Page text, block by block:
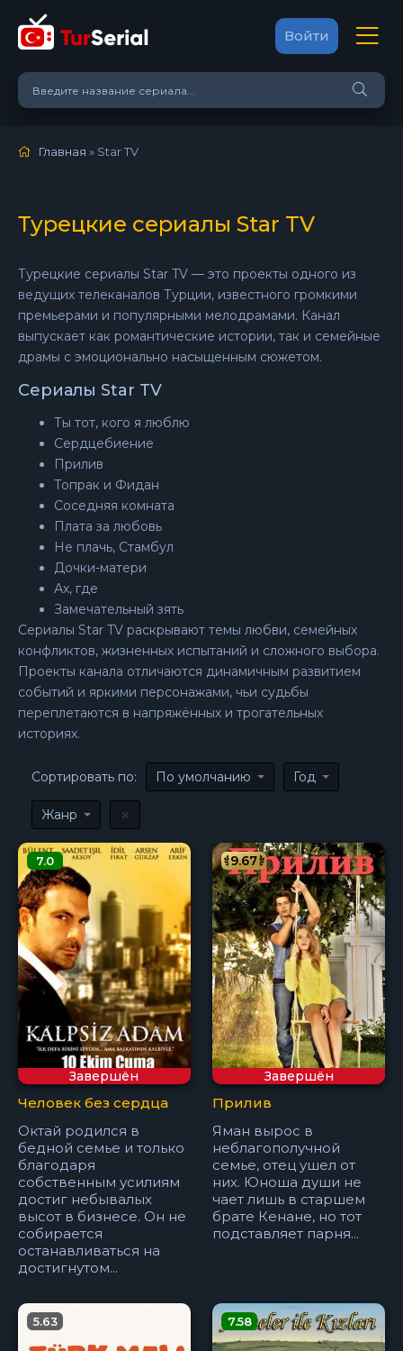
Войти
Главная » Star TV
Турецкие сериалы Star TV
Турецкие сериалы Star TV — это проекты одного из
ведущих телеканалов Турции, известного громкими
премьерами и популярными мелодрамами. Канал
выпускает как романтические истории, так и семейные
драмы с эмоционально насыщенным сюжетом.
Сериалы Star TV
Ты тот, кого я люблю
Сердцебиение
Прилив
Топрак и Фидан
Соседняя комната
Плата за любовь
Не плачь, Стамбул
Дочки-матери
Ах, где
Замечательный зять
Сериалы Star TV раскрывают темы любви, семейных
конфликтов, жизненных испытаний и сложного выбора.
Проекты канала отличаются динамичным развитием
событий и яркими персонажами, чьи судьбы
переплетаются в напряжённых и трогательных
историях.
Сортировать по: По умолчанию Год
Жанр
Завершён
7.0
Человек без сердца
Октай родился в
бедной семье и только
благодаря
собственным усилиям
достиг небывалых
высот в бизнесе. Он не
собирается
останавливаться на
достигнутом...
Завершён
9.67
Прилив
Яман вырос в
неблагополучной
семье, отец ушел от
них. Юноша души не
чает лишь в старшем
брате Кенане, но тот
подставляет парня...
5.63 7.58